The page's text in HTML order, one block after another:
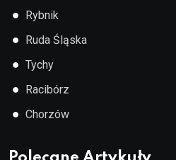
● Rybnik
● Ruda Śląska
● Tychy
● Racibórz
● Chorzów